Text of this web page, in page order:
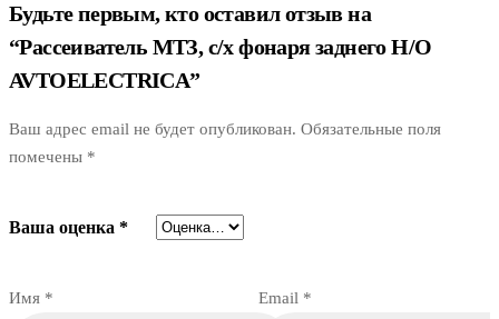
Будьте первым, кто оставил отзыв на
“Рассеиватель МТЗ, с/х фонаря заднего Н/О
AVTOELECTRICA”
Ваш адрес email не будет опубликован. Обязательные поля
помечены *
Имя * Email *
Ваша оценка *